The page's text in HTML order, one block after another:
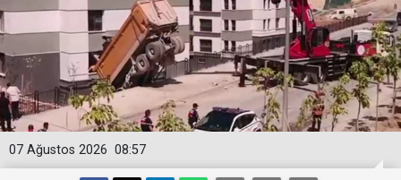
08:57
07 Ağustos 2026